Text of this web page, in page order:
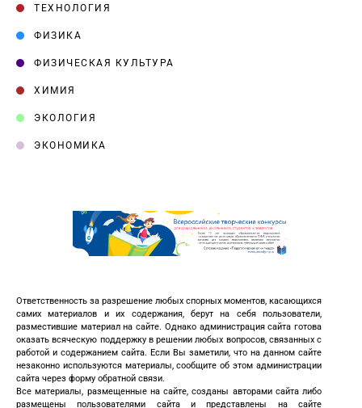
ТЕХНОЛОГИЯ
ФИЗИКА
ФИЗИЧЕСКАЯ КУЛЬТУРА
ХИМИЯ
ЭКОЛОГИЯ
ЭКОНОМИКА
Ответственность за разрешение любых спорных моментов, касающихся
самих материалов и их содержания, берут на себя пользователи,
разместившие материал на сайте. Однако администрация сайта готова
оказать всяческую поддержку в решении любых вопросов, связанных с
работой и содержанием сайта. Если Вы заметили, что на данном сайте
незаконно используются материалы, сообщите об этом администрации
сайта через форму обратной связи.
Все материалы, размещенные на сайте, созданы авторами сайта либо
размещены пользователями сайта и представлены на сайте